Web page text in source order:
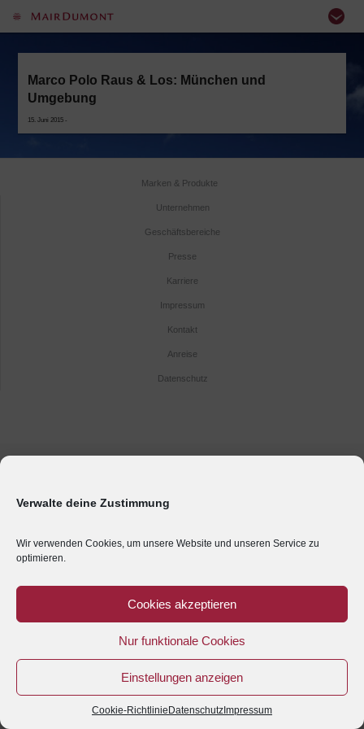
Verwalte deine Zustimmung
Wir verwenden Cookies, um unsere Website und unseren Service zu
optimieren.
Cookies akzeptieren
Nur funktionale Cookies
Einstellungen anzeigen
Cookie-Richtlinie Datenschutz Impressum
Marco Polo Raus & Los: München und
Umgebung
15. Juni 2015 -
Marken & Produkte
Unternehmen
Geschäftsbereiche
Presse
Karriere
Impressum
Kontakt
Anreise
Datenschutz